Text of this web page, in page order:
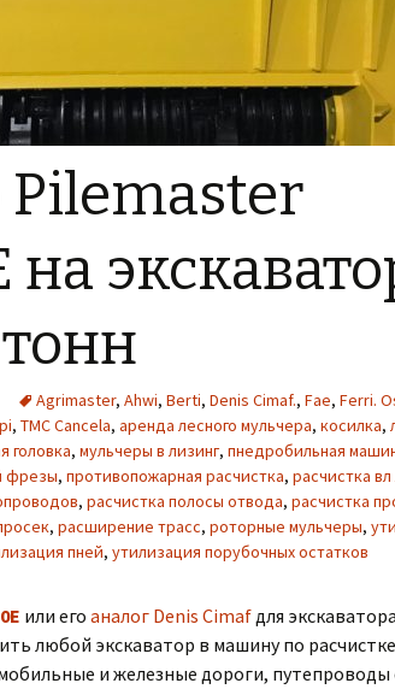
на
Agrimaster, Ahwi, Berti, Denis Cimaf., Fae, Ferri.
, TMC Cancela, аренда лесного мульчера, косилка,
головка, мульчеры в лизинг, пнедробильная
фрезы, противопожарная расчистка, расчистка вл
, расчистка полосы отвода, расчистка
, расширение трасс, роторные мульчеры,
пней, утилизация порубочных остатков
или его аналог Denis Cimafдля
любой экскаватор в машину по расчистке
и железные дороги,